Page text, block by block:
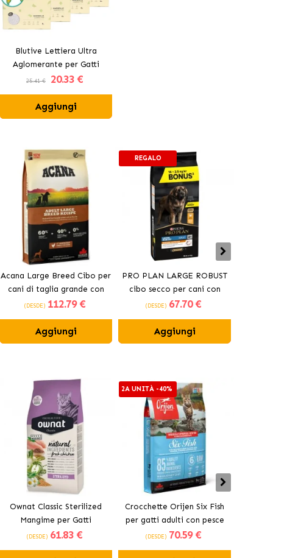
Blutive Lettiera Ultra
Aglomerante per Gatti
Aroma Marsiglia
25.41 € 20.33 €
Aggiungi
Acana Large Breed Cibo per
cani di taglia grande con
pollo
(DESDE) 112.79 €
Aggiungi
REGALO
PRO PLAN LARGE ROBUST
cibo secco per cani con
pollo
(DESDE) 67.70 €
Aggiungi
Ownat Classic Sterilized
Mangime per Gatti
Sterilizzati
(DESDE) 61.83 €
2A UNITÀ -40%
Crocchette Orijen Six Fish
per gatti adulti con pesce
(DESDE) 70.59 €